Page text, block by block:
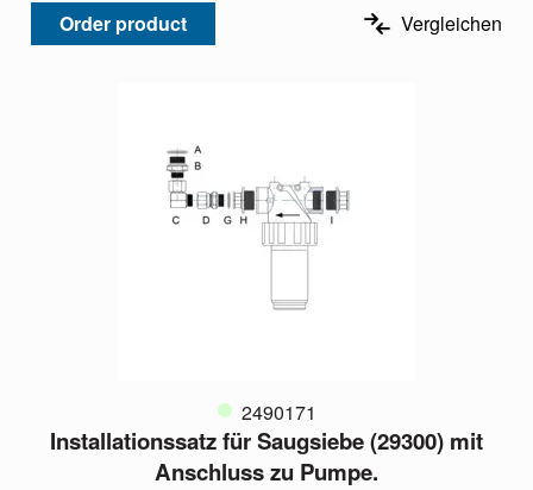
Order product Vergleichen
2490171
Installationssatz für Saugsiebe (29300) mit
Anschluss zu Pumpe.